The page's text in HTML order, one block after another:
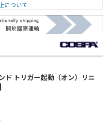
について
ド トリガー起動（オン）リニ